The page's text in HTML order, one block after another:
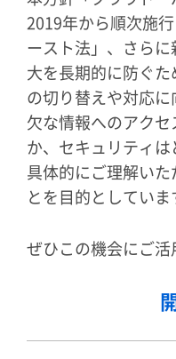
2019年から順次施
ースト法」、さら
大を長期的に防ぐ
の切り替えや対応
欠な情報へのアク
か、セキュリティ
具体的にご理解い
とを目的としていま
ぜひこの機会にご活